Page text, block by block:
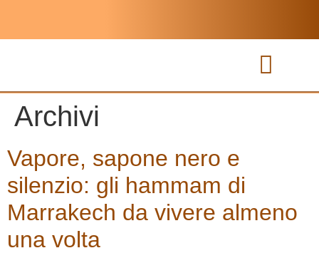
Archivi
Vapore, sapone nero e
silenzio: gli hammam di
Marrakech da vivere almeno
una volta